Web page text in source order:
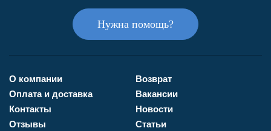
Нужна помощь?
О компании
Оплата и доставка
Контакты
Отзывы
Возврат
Вакансии
Новости
Статьи